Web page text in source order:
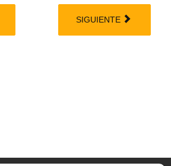
SIGUIENTE